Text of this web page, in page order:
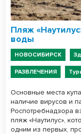
Пляж
воды
НОВОСИБИРСК
РАЗВЛЕЧЕНИЯ
Основные места
наличие вирусов и
Роспотребнадзора
пляж «Наутилус»,
одним из первых,